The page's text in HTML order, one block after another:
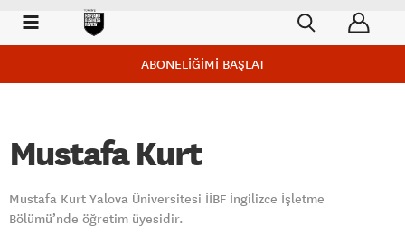
ABONELİĞİMİ BAŞLAT
Mustafa Kurt
Mustafa Kurt Yalova Üniversitesi İİBF İngilizce İşletme
Bölümü’nde öğretim üyesidir.